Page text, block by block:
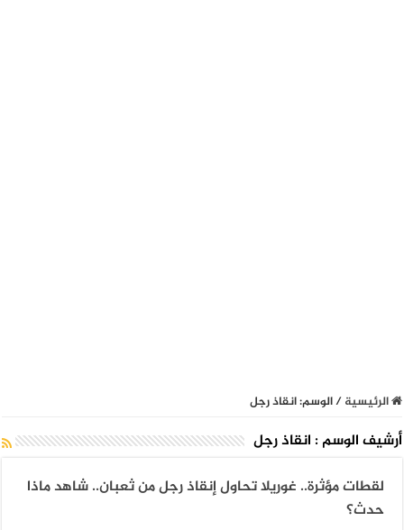
الرئيسية/الوسم:انقاذ رجل
أرشيف الوسم : انقاذ رجل
لقطات مؤثرة.. غوريلا تحاول إنقاذ رجل من ثعبان.. شاهد ماذا
حدث؟